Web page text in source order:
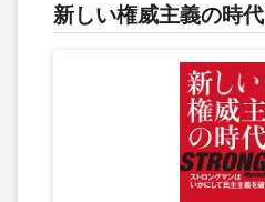
新しい権威主義の時代